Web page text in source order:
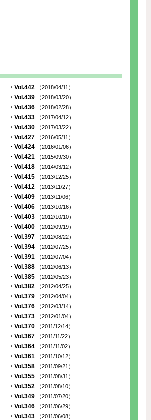
・Vol.442 （2018/04/11）
・Vol.439 （2018/03/20）
・Vol.436 （2018/02/28）
・Vol.433 （2017/04/12）
・Vol.430 （2017/03/22）
・Vol.427 （2016/05/11）
・Vol.424 （2016/01/06）
・Vol.421 （2015/09/30）
・Vol.418 （2014/03/12）
・Vol.415 （2013/12/25）
・Vol.412 （2013/11/27）
・Vol.409 （2013/11/06）
・Vol.406 （2013/10/16）
・Vol.403 （2012/10/10）
・Vol.400 （2012/09/19）
・Vol.397 （2012/08/22）
・Vol.394 （2012/07/25）
・Vol.391 （2012/07/04）
・Vol.388 （2012/06/13）
・Vol.385 （2012/05/23）
・Vol.382 （2012/04/25）
・Vol.379 （2012/04/04）
・Vol.376 （2012/03/14）
・Vol.373 （2012/01/04）
・Vol.370 （2011/12/14）
・Vol.367 （2011/11/22）
・Vol.364 （2011/11/02）
・Vol.361 （2011/10/12）
・Vol.358 （2011/09/21）
・Vol.355 （2011/08/31）
・Vol.352 （2011/08/10）
・Vol.349 （2011/07/20）
・Vol.346 （2011/06/29）
・Vol.343 （2011/06/08）